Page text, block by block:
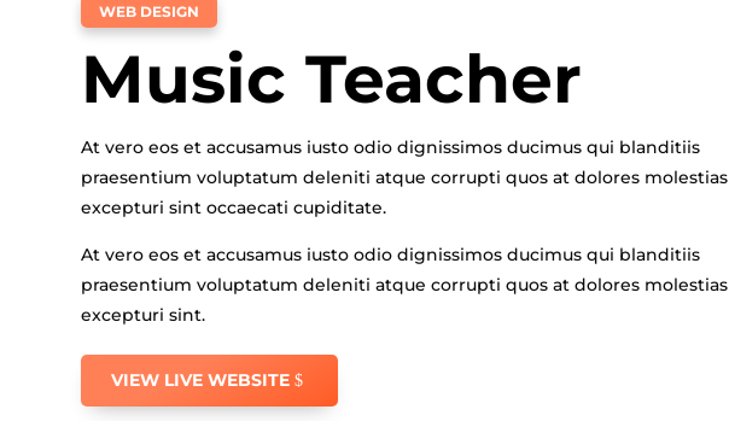
WEB DESIGN
Music Teacher
At vero eos et accusamus iusto odio dignissimos ducimus qui blanditiis
praesentium voluptatum deleniti atque corrupti quos at dolores molestias
excepturi sint occaecati cupiditate.
At vero eos et accusamus iusto odio dignissimos ducimus qui blanditiis
praesentium voluptatum deleniti atque corrupti quos at dolores molestias
excepturi sint.
VIEW LIVE WEBSITE